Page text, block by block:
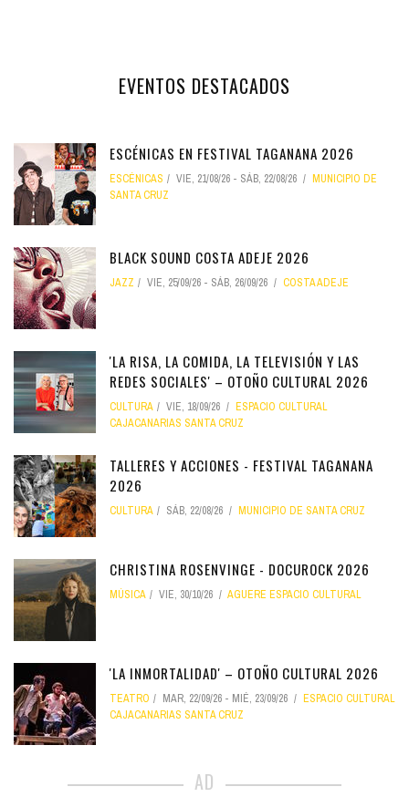
EVENTOS DESTACADOS
ESCÉNICAS EN FESTIVAL TAGANANA 2026
ESCÉNICAS VIE, 21/08/26 - SÁB, 22/08/26
MUNICIPIO DE
SANTA CRUZ
BLACK SOUND COSTA ADEJE 2026
JAZZ VIE, 25/09/26 - SÁB, 26/09/26 COSTA ADEJE
'LA RISA, LA COMIDA, LA TELEVISIÓN Y LAS
REDES SOCIALES' – OTOÑO CULTURAL 2026
CULTURA VIE, 18/09/26
ESPACIO CULTURAL
CAJACANARIAS SANTA CRUZ
TALLERES Y ACCIONES - FESTIVAL TAGANANA
2026
CULTURA SÁB, 22/08/26 MUNICIPIO DE SANTA CRUZ
CHRISTINA ROSENVINGE - DOCUROCK 2026
MÚSICA VIE, 30/10/26 AGUERE ESPACIO CULTURAL
'LA INMORTALIDAD' – OTOÑO CULTURAL 2026
TEATRO MAR, 22/09/26 - MIÉ, 23/09/26
ESPACIO CULTURAL
CAJACANARIAS SANTA CRUZ
AD